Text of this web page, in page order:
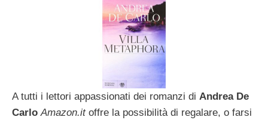
A tutti i lettori appassionati dei romanzi di Andrea De
CarloAmazon.it offre la possibilità di regalare, o farsi